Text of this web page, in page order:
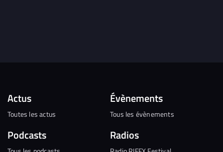
Actus
Toutes les actus
Podcasts
Évènements
Tous les évènements
Radios